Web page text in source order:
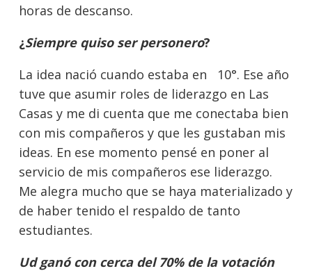
horas de descanso.
¿Siempre quiso ser personero?
La idea nació cuando estaba en 10°. Ese año
tuve que asumir roles de liderazgo en Las
Casas y me di cuenta que me conectaba bien
con mis compañeros y que les gustaban mis
ideas. En ese momento pensé en poner al
servicio de mis compañeros ese liderazgo.
Me alegra mucho que se haya materializado y
de haber tenido el respaldo de tanto
estudiantes.
Ud ganó con cerca del 70% de la votación